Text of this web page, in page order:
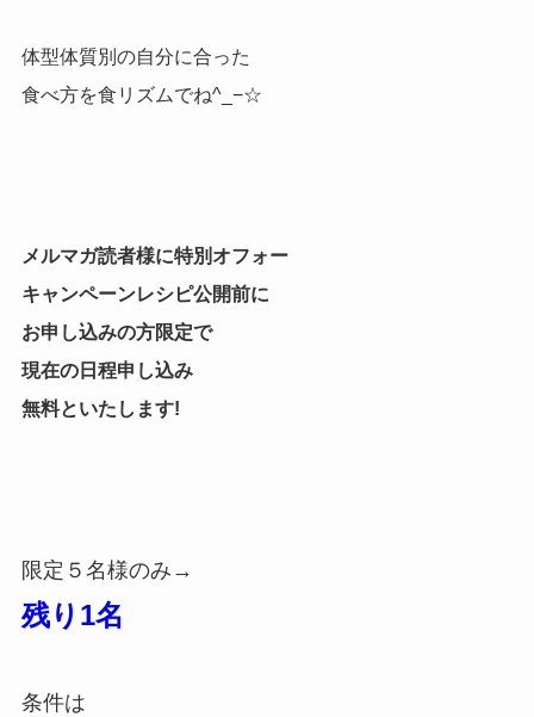
体型体質別の自分に合った
食べ方を食リズムでね^_−☆
メルマガ読者様に特別オフォー
キャンペーンレシピ公開前に
お申し込みの方限定で
現在の日程申し込み
無料といたします!
限定５名様のみ→
残り1名
条件は